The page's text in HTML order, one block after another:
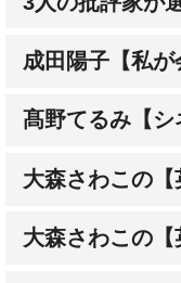
成田陽子【私が
髙野てるみ【シ
大森さわこの【
大森さわこの【